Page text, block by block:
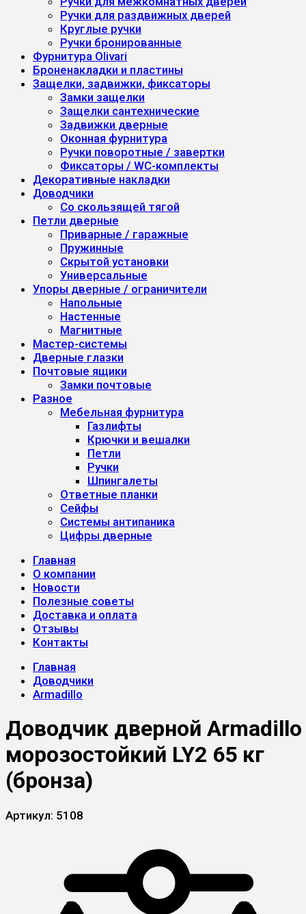
Ручки для раздвижных дверей
Круглые ручки
Ручки бронированные
Фурнитура Olivari
Броненакладки и пластины
Защелки, задвижки, фиксаторы
Замки защелки
Защелки сантехнические
Задвижки дверные
Оконная фурнитура
Ручки поворотные / завертки
Фиксаторы / WC-комплекты
Декоративные накладки
Доводчики
Со скользящей тягой
Петли дверные
Приварные / гаражные
Пружинные
Скрытой установки
Универсальные
Упоры дверные / ограничители
Напольные
Настенные
Магнитные
Мастер-системы
Дверные глазки
Почтовые ящики
Замки почтовые
Разное
Мебельная фурнитура
Газлифты
Крючки и вешалки
Петли
Ручки
Шпингалеты
Ответные планки
Сейфы
Системы антипаника
Цифры дверные
Главная
О компании
Новости
Полезные советы
Доставка и оплата
Отзывы
Контакты
Главная
Доводчики
Armadillo
Доводчик дверной Armadillo
морозостойкий LY2 65 кг
(бронза)
Артикул: 5108